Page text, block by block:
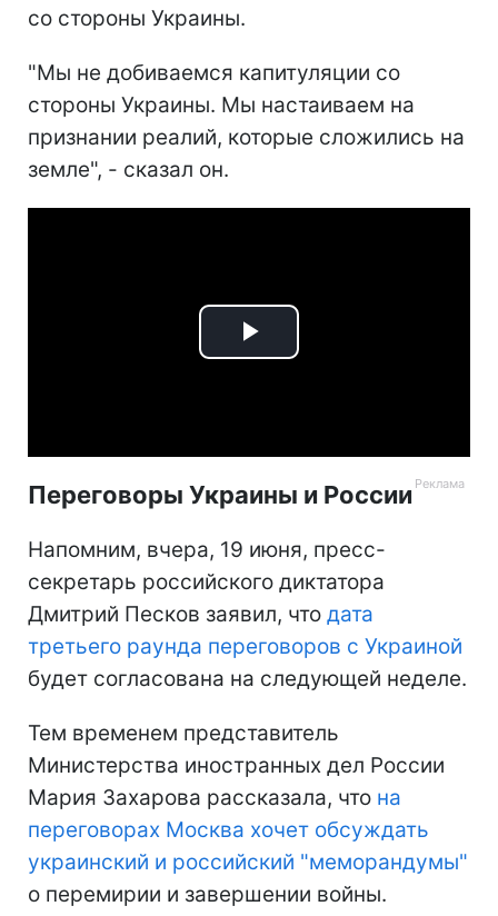
со стороны Украины.
"Мы не добиваемся капитуляции со
стороны Украины. Мы настаиваем на
признании реалий, которые сложились на
земле", - сказал он.
Play
Переговоры Украины и России
Напомним, вчера, 19 июня, пресс-
секретарь российского диктатора
Дмитрий Песков заявил, что дата
третьего раунда переговоров с Украиной
будет согласована на следующей неделе.
Тем временем представитель
Министерства иностранных дел России
Мария Захарова рассказала, что на
переговорах Москва хочет обсуждать
украинский и российский "меморандумы"
о перемирии и завершении войны.